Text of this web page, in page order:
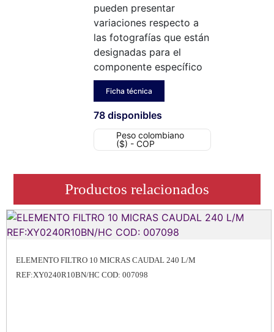
pueden presentar
variaciones respecto a
las fotografías que están
designadas para el
componente específico
Ficha técnica
78 disponibles
Peso colombiano
($) - COP
Productos relacionados
ELEMENTO FILTRO 10 MICRAS CAUDAL 240 L/M
REF:XY0240R10BN/HC COD: 007098